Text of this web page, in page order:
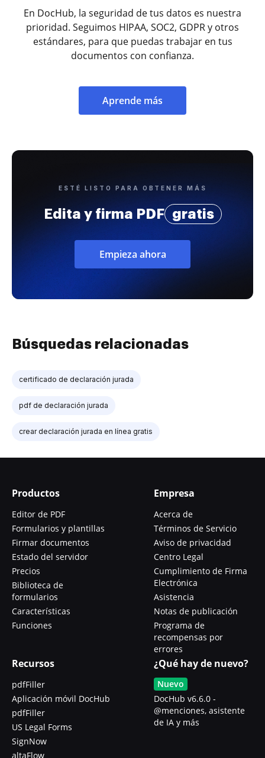
En DocHub, la seguridad de tus datos es nuestra
prioridad. Seguimos HIPAA, SOC2, GDPR y otros
estándares, para que puedas trabajar en tus
documentos con confianza.
Aprende más
ESTÉ LISTO PARA OBTENER MÁS
Edita y firma PDF gratis
Empieza ahora
Búsquedas relacionadas
certificado de declaración jurada
pdf de declaración jurada
crear declaración jurada en línea gratis
Productos
Editor de PDF
Formularios y plantillas
Firmar documentos
Estado del servidor
Precios
Biblioteca de
formularios
Características
Funciones
Empresa
Acerca de
Términos de Servicio
Aviso de privacidad
Centro Legal
Cumplimiento de Firma
Electrónica
Asistencia
Notas de publicación
Programa de
recompensas por
errores
Recursos
pdfFiller
Aplicación móvil DocHub
pdfFiller
US Legal Forms
SignNow
altaFlow
¿Qué hay de nuevo?
Nuevo
DocHub v6.6.0 -
@menciones, asistente
de IA y más